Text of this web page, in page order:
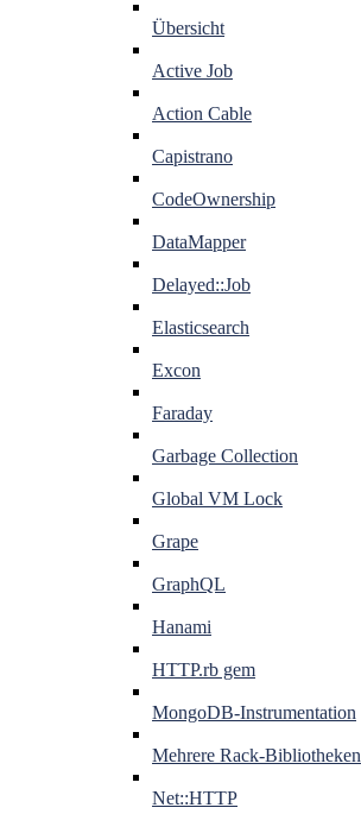
Übersicht
Active Job
Action Cable
Capistrano
CodeOwnership
DataMapper
Delayed::Job
Elasticsearch
Excon
Faraday
Garbage Collection
Global VM Lock
Grape
GraphQL
Hanami
HTTP.rb gem
MongoDB-Instrumentation
Mehrere Rack-Bibliotheken
Net::HTTP